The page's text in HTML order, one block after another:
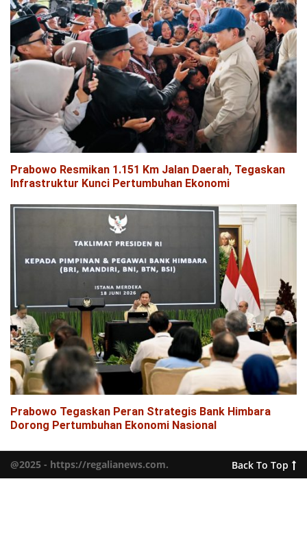
Prabowo Resmikan 1.151 Km Jalan Daerah, Tegaskan
Infrastruktur Kunci Pertumbuhan Ekonomi
Prabowo Tegaskan Peran Strategis Bank Himbara
Dorong Pertumbuhan Ekonomi Nasional
@2025 - https://regalianews.com. Back To Top